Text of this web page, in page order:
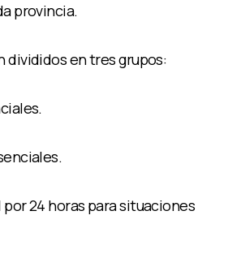
provincia.
divididos en tres grupos:
24 horas para situaciones